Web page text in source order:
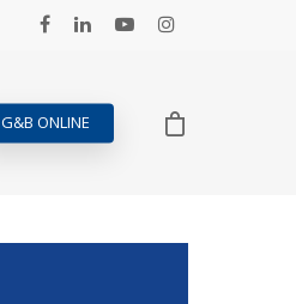
G&B ONLINE